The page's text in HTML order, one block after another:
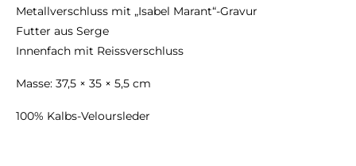
Metallverschluss mit „Isabel Marant“-Gravur
Futter aus Serge
Innenfach mit Reissverschluss
Masse: 37,5 × 35 × 5,5 cm
100% Kalbs-Veloursleder